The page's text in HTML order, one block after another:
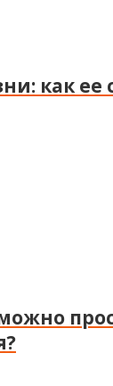
как ее